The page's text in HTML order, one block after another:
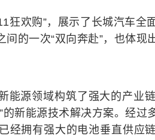
狂欢购”，展示了长城汽车全
的一次“双向奔赴”，也体现
能源领域构筑了强大的产业
新能源技术解决方案。经过
经拥有强大的电池垂直供应